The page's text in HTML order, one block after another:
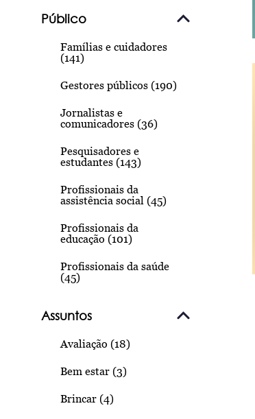
Público
Famílias e cuidadores
(141)
Gestores públicos (190)
Jornalistas e
comunicadores (36)
Pesquisadores e
estudantes (143)
Profissionais da
assistência social (45)
Profissionais da
educação (101)
Profissionais da saúde
(45)
Assuntos
Avaliação (18)
Bem estar (3)
Brincar (4)